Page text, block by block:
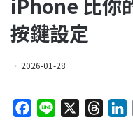
按鍵設定
2026-01-28